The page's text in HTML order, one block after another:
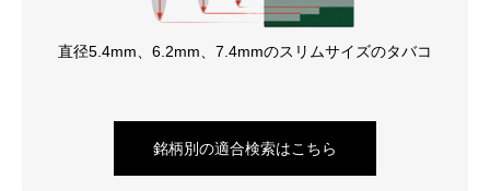
直径5.4mm、6.2mm、7.4mmのスリムサイズのタバコ
銘柄別の適合検索はこちら